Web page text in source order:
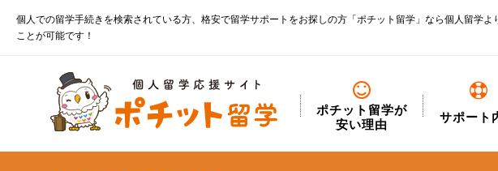
個人での留学手続きを検索されている方、格安で留学サポートをお探しの方「ポチット留学」なら個人留学よ
ことが可能です！
ポチット留学が
安い理由
サポート